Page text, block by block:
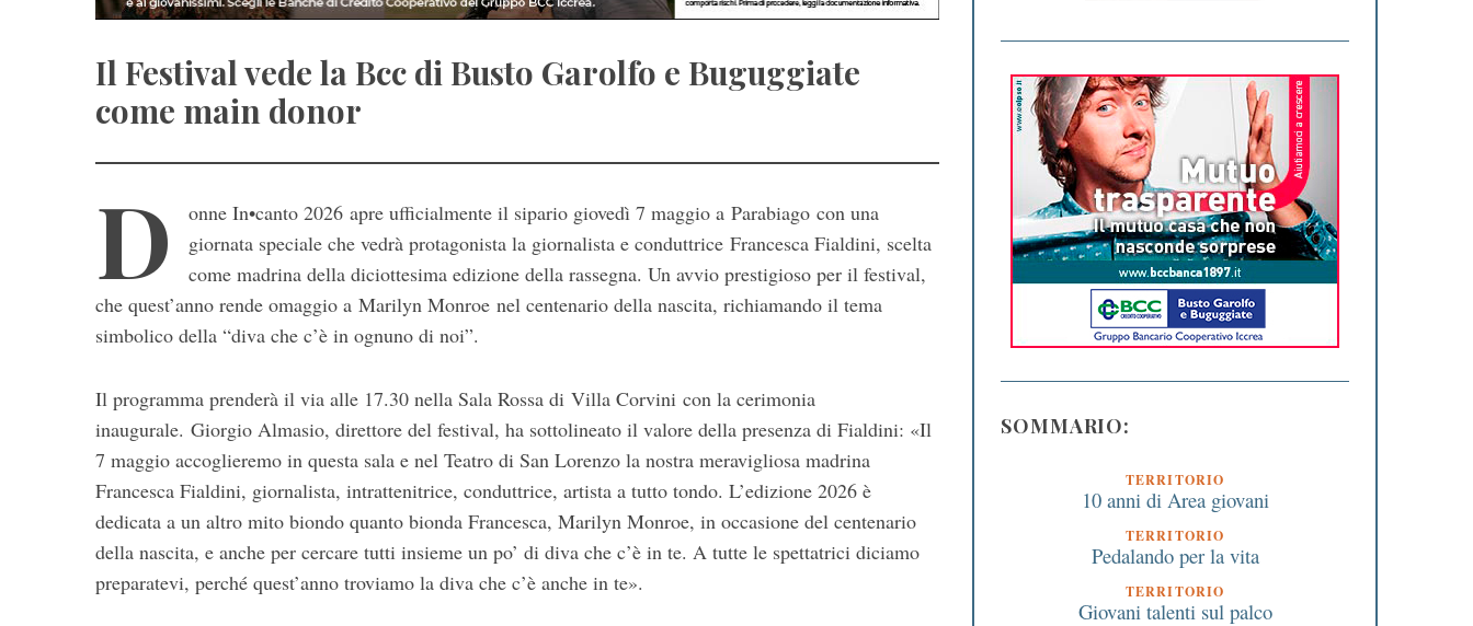
Il Festival vede la Bcc di Busto Garolfo e Buguggiate
come main donor
D
onne In•canto 2026 apre ufficialmente il sipario giovedì 7 maggio a Parabiago con una
giornata speciale che vedrà protagonista la giornalista e conduttrice Francesca Fialdini, scelta
come madrina della diciottesima edizione della rassegna. Un avvio prestigioso per il festival,
che quest’anno rende omaggio a Marilyn Monroe nel centenario della nascita, richiamando il tema
simbolico della “diva che c’è in ognuno di noi”.
Il programma prenderà il via alle 17.30 nella Sala Rossa di Villa Corvini con la cerimonia
inaugurale. Giorgio Almasio, direttore del festival, ha sottolineato il valore della presenza di Fialdini: «Il
7 maggio accoglieremo in questa sala e nel Teatro di San Lorenzo la nostra meravigliosa madrina
Francesca Fialdini, giornalista, intrattenitrice, conduttrice, artista a tutto tondo. L’edizione 2026 è
dedicata a un altro mito biondo quanto bionda Francesca, Marilyn Monroe, in occasione del centenario
della nascita, e anche per cercare tutti insieme un po’ di diva che c’è in te. A tutte le spettatrici diciamo
preparatevi, perché quest’anno troviamo la diva che c’è anche in te».
SOMMARIO:
TERRITORIO
10 anni di Area giovani
TERRITORIO
Pedalando per la vita
TERRITORIO
Giovani talenti sul palco
S
r